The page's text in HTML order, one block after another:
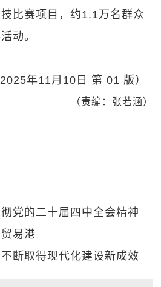
比赛项目，约1.1万名群众
动。
年11月10日 第 01 版）
（责编：张若涵）
党的二十届四中全会精神
易港
断取得现代化建设新成效